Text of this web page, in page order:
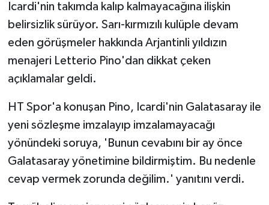
Icardi'nin takımda kalıp kalmayacağına ilişkin
belirsizlik sürüyor. Sarı-kırmızılı kulüple devam
eden görüşmeler hakkında Arjantinli yıldızın
menajeri Letterio Pino'dan dikkat çeken
açıklamalar geldi.
HT Spor'a konuşan Pino, Icardi'nin Galatasaray ile
yeni sözleşme imzalayıp imzalamayacağı
yönündeki soruya, 'Bunun cevabını bir ay önce
Galatasaray yönetimine bildirmiştim. Bu nedenle
cevap vermek zorunda değilim.' yanıtını verdi.